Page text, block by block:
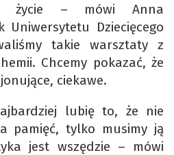
życie – mówi Anna
Uniwersytetu Dziecięcego
takie warsztaty z
Chcemy pokazać, że
ciekawe.
lubię to, że nie
pamięć, tylko musimy ją
jest wszędzie – mówi